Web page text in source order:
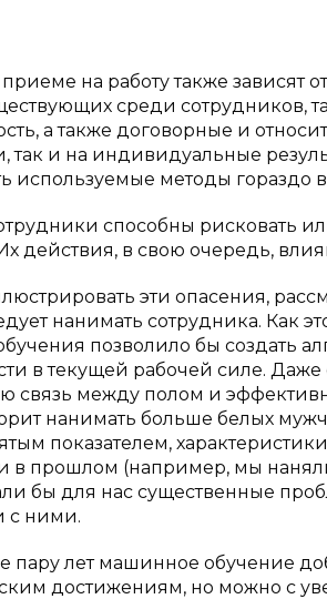
на работу также зависят
среди сотрудников,
а также договорные и
так и на индивидуальные
используемые методы гораздо
способны рисковать
действия, в свою очередь,
эти опасения,
нанимать сотрудника. Как
позволило бы создать
в текущей рабочей силе.
связь между полом и
нанимать больше белых
показателем,
в прошлом (например, мы
бы для нас существенные
с ними.
пару лет машинное обучение
достижениям, но можно с